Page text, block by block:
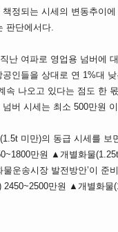
책정되는 시세의 변동추이
판단에서다.
난 여파로 영업용 넘버에
인들을 상대로 연 1%대
속 나오고 있다는 점도 한
버 시세는 최소 500만원
미만)의 동급 시세를
만원 ▲개별화물
물운송시장 발전방안’이 준
만원 ▲개별화물